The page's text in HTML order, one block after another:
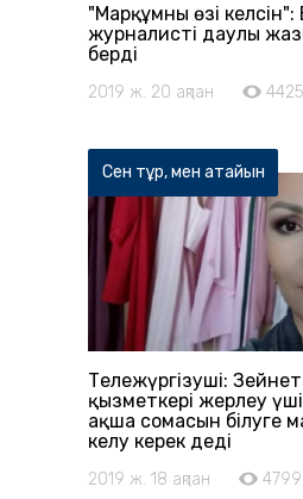
"Марқұмның өзі
журналистің даулы
берді
2019 ж. 20 ақпан 4425
Сен тұр, мен атайын
Тележүргізуші:
қызметкері жерлеу
ақша сомасын білуге
келу керек деді
2019 ж. 18 ақпан 4799